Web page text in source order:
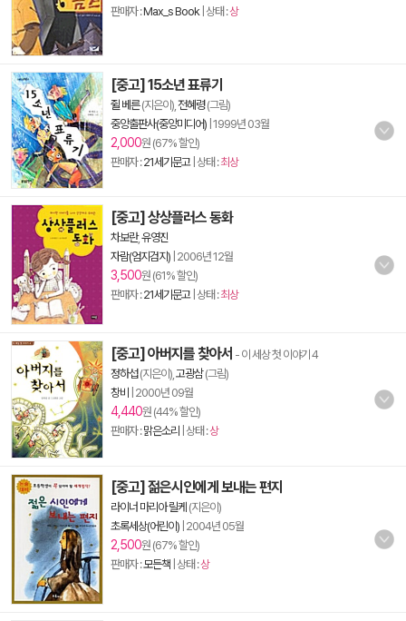
판매자 :Max_s Book| 상태 :상
[중고] 15소년 표류기
쥘 베른(지은이), 전혜령(그림)
중앙출판사(중앙미디어) 1999년 03월
2,000원 (67% 할인)
판매자 :21세기문고| 상태 :최상
[중고] 상상플러스 동화
차보란,유영진
자람(엄지검지) 2006년 12월
3,500원 (61% 할인)
판매자 :21세기문고| 상태 :최상
[중고] 아버지를 찾아서 - 이 세상 첫 이야기 4
정하섭(지은이), 고광삼(그림)
창비
2000년 09월
4,440원 (44% 할인)
판매자 :맑은소리 | 상태 :상
[중고] 젊은시인에게 보내는 편지
라이너 마리아 릴케 (지은이)
초록세상(어린이) 2004년 05월
2,500원 (67% 할인)
판매자 :모든책 | 상태 :상